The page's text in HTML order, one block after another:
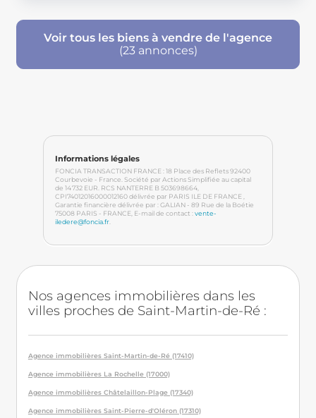
Voir tous les biens à vendre de l'agence
(23 annonces)
Informations légales
FONCIA TRANSACTION FRANCE : 18 Place des Reflets 92400
Courbevoie - France. Société par Actions Simplifiée au capital
de 14 732 EUR. RCS NANTERRE B 503698664
CPI74012016000012160délivrée par PARIS ILE DE FRANCE
Garantie financière délivrée par : GALIAN - 89 Rue de la Boétie
75008 PARIS - FRANCE , E-mail de contact :vente-
iledere@foncia.fr
Nos agences immobilières dans les
villes proches de Saint-Martin-de-Ré :
Agence immobilières Saint-Martin-de-Ré (17410)
Agence immobilières La Rochelle (17000)
Agence immobilières Châtelaillon-Plage (17340)
Agence immobilières Saint-Pierre-d'Oléron (17310)